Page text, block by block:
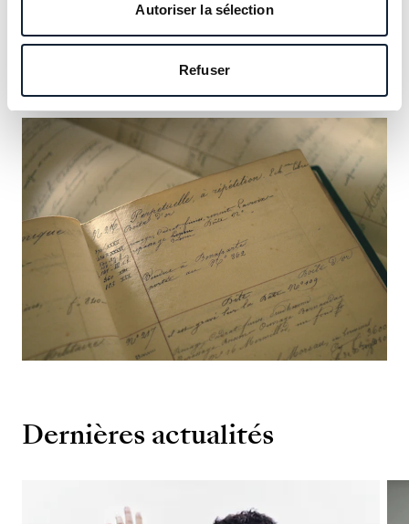
Autoriser la sélection
Refuser
notre héritage et saisissez l’occasion d’y inscrire le vôtre.
Dernières actualités